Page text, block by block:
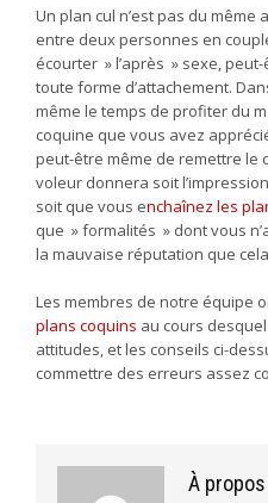
Un plan cul n’est pas du même
entre deux personnes en
écourter » l’après » sexe,
toute forme d’attachement.
même le temps de profiter du
coquine que vous avez
peut-être même de remettre le
voleur donnera soit
soit que vous enchaînez les
que » formalités » dont vous
la mauvaise réputation que
Les membres de notre équipe
plans coquins au cours
attitudes, et les conseils ci-
commettre des erreurs assez
À